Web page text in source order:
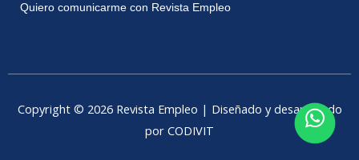
Quiero comunicarme con Revista Empleo
Copyright © 2026 Revista Empleo | Diseñado y desarrollado
por CODIVIT